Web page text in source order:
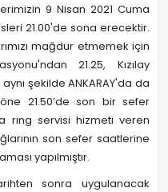
9 Nisan 2021 Cuma
21.00'de sona erecektir.
mağdur etmemek için
21.25, Kızılay
şekilde ANKARAY'da da
21.50’de son bir sefer
ring servisi hizmeti veren
son sefer saatlerine
yapılmıştır.
sonra uygulanacak